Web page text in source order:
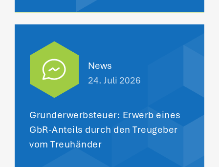
News
24. Juli 2026
Grunderwerbsteuer: Erwerb eines
GbR-Anteils durch den Treugeber
vom Treuhänder